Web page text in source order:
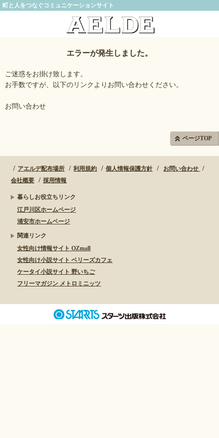
町と人をつなぐコミュニケーションサイト
エラーが発生しました。
ご迷惑をお掛け致します。
お手数ですが、以下のリンクよりお問い合わせください。
お問い合わせ
ページTOP
アエルデ配布場所 利用規約 個人情報保護方針
お問い合わせ
会社概要
採用情報
暮らしお役立ちリンク
江戸川区ホームページ
浦安市ホームページ
関連リンク
女性向け情報サイト OZmall
女性向け小説サイト ベリーズカフェ
ケータイ小説サイト 野いちご
フリーマガジン メトロミニッツ